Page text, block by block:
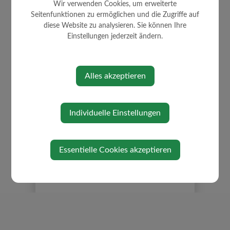
WIRTSCHAFT
Freie Betriebsgründe
Übersicht Unternehmen
Vorteile Betriebsstandort
Westwinkel
Wir verwenden Cookies, um erweiterte
Seitenfunktionen zu ermöglichen und die Zugriffe auf
diese Website zu analysieren. Sie können Ihre
Einstellungen jederzeit ändern.
Alles akzeptieren
Individuelle Einstellungen
Essentielle Cookies akzeptieren